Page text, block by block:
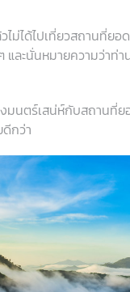
ไม่ได้ไปเที่ยวสถานที่ย
และนั่นหมายความว่าท่
มนตร์เสน่ห์กับสถานที่ย
ดีกว่า